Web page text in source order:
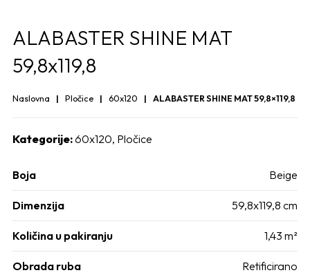
ALABASTER SHINE MAT
59,8x119,8
Naslovna Pločice 60x120 ALABASTER SHINE MAT 59,8×119,8
Kategorije:60x120, Pločice
Boja Beige
Dimenzija 59,8x119,8 cm
Količina u pakiranju 1,43 m²
Obrada ruba Retificirano